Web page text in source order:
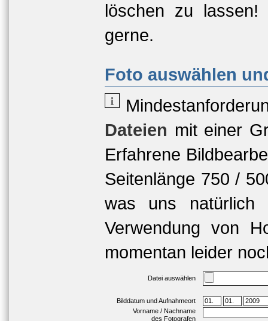
löschen zu lassen!
gerne.
Foto auswählen
Dateien mit einer
Erfahrene
Seitenlänge 750 /
was uns natürlich
Verwendung von
momentan leider
Datei auswählen
Bilddatum und Aufnahmeort
Vorname / Nachname
des Fotografen